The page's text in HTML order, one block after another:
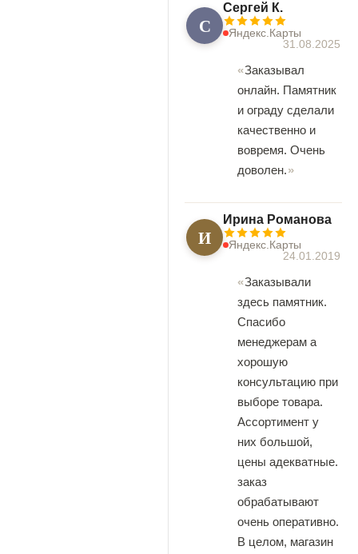
С
Сергей К.
Яндекс.Карты
31.08.2025
Заказывал
онлайн. Памятник
и ограду сделали
качественно и
вовремя. Очень
доволен.
И
Ирина Романова
Яндекс.Карты
24.01.2019
Заказывали
здесь памятник.
Спасибо
менеджерам а
хорошую
консультацию при
выборе товара.
Ассортимент у
них большой,
цены адекватные.
заказ
обрабатывают
очень оперативно.
В целом, магазин